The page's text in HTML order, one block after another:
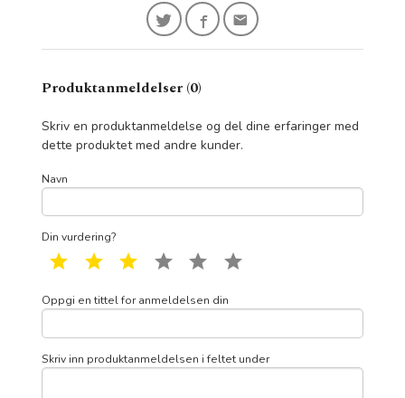
Produktanmeldelser (0)
Skriv en produktanmeldelse og del dine erfaringer med
dette produktet med andre kunder.
Navn
Din vurdering?
1 star 2 star 3 star 4 star 5 star
Oppgi en tittel for anmeldelsen din
Skriv inn produktanmeldelsen i feltet under